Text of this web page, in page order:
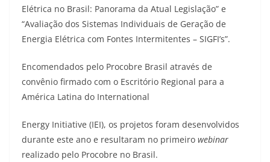
Elétrica no Brasil: Panorama da Atual Legislação” e
“Avaliação dos Sistemas Individuais de Geração de
Energia Elétrica com Fontes Intermitentes – SIGFI’s”.
Encomendados pelo Procobre Brasil através de
convênio firmado com o Escritório Regional para a
América Latina do International
Energy Initiative (IEI), os projetos foram desenvolvidos
durante este ano e resultaram no primeiro webinar
realizado pelo Procobre no Brasil.